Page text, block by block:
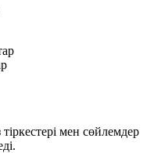
мен сөйлемдер